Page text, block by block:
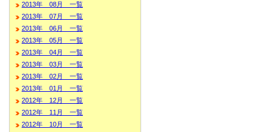
2013年 08月 一覧
2013年 07月 一覧
2013年 06月 一覧
2013年 05月 一覧
2013年 04月 一覧
2013年 03月 一覧
2013年 02月 一覧
2013年 01月 一覧
2012年 12月 一覧
2012年 11月 一覧
2012年 10月 一覧